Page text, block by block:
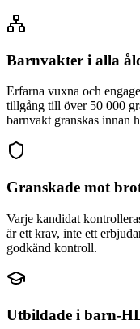
Barnvakter i alla
Erfarna vuxna och
tillgång till över 50 000
barnvakt granskas innan
Granskade mot
Varje kandidat
är ett krav, inte ett
godkänd kontroll.
Utbildade i barn-